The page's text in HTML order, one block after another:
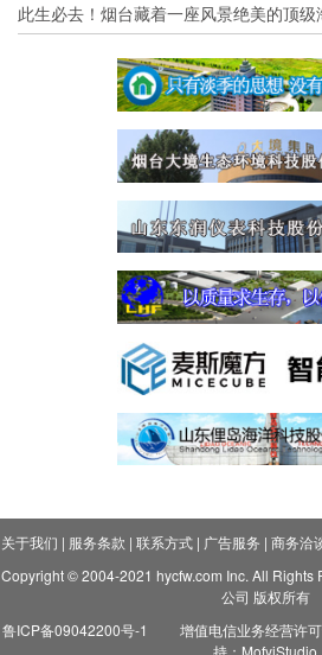
此生必去！烟台藏着一座风景绝美的顶级
关于我们 | 服务条款 | 联系方式| 广告服务 | 商务洽
Copyright © 2004-2021 hycfw.com Inc. All Rights
公司 版权所有
鲁ICP备09042200号-1
增值电信业务经营许